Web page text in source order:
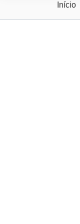
Início